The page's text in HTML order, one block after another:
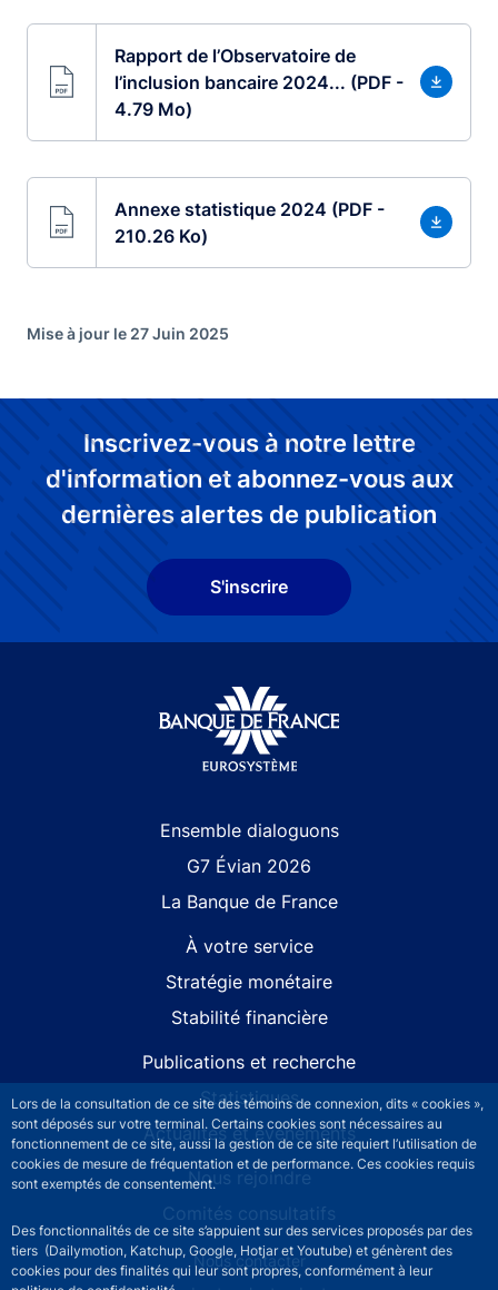
Lors de la consultation de ce site des témoins de connexion, dits « cookies »,
sont déposés sur votre terminal. Certains cookies sont nécessaires au
fonctionnement de ce site, aussi la gestion de ce site requiert l’utilisation de
cookies de mesure de fréquentation et de performance. Ces cookies requis
sont exemptés de consentement.
Des fonctionnalités de ce site s’appuient sur des services proposés par des
tiers (Dailymotion, Katchup, Google, Hotjar et Youtube) et génèrent des
cookies pour des finalités qui leur sont propres, conformément à leur
Rapport de l’Observatoire de
l’inclusion bancaire 2024... (PDF -
4.79 Mo)
Annexe statistique 2024 (PDF -
210.26 Ko)
Mise à jour le 27 Juin 2025
Inscrivez-vous à notre lettre
d'information et abonnez-vous aux
dernières alertes de publication
S'inscrire
Ensemble dialoguons
G7 Évian 2026
La Banque de France
À votre service
Stratégie monétaire
Stabilité financière
Publications et recherche
Statistiques
Actualités et événements
Nous rejoindre
Comités consultatifs
Footer secondary menuNous contacter